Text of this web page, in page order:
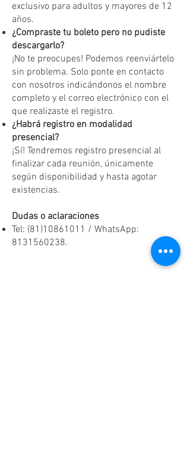
exclusivo para adultos y mayores de 12
años.
¿Compraste tu boleto pero no pudiste
descargarlo?
¡No te preocupes! Podemos reenviártelo
sin problema. Solo ponte en contacto
con nosotros indicándonos el nombre
completo y el correo electrónico con el
que realizaste el registro.
¿Habrá registro en modalidad
presencial?
¡Sí! Tendremos registro presencial al
finalizar cada reunión, únicamente
según disponibilidad y hasta agotar
existencias.
Dudas o aclaraciones
Tel: (81)10861011 / WhatsApp:
8131560238.